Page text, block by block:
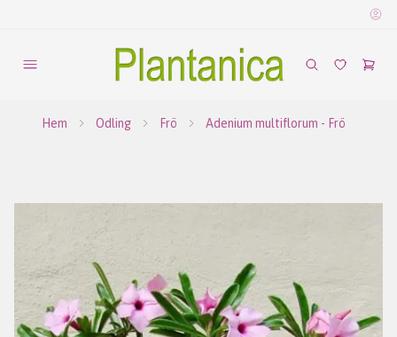
Hem Odling Frö Adenium multiflorum - Frö